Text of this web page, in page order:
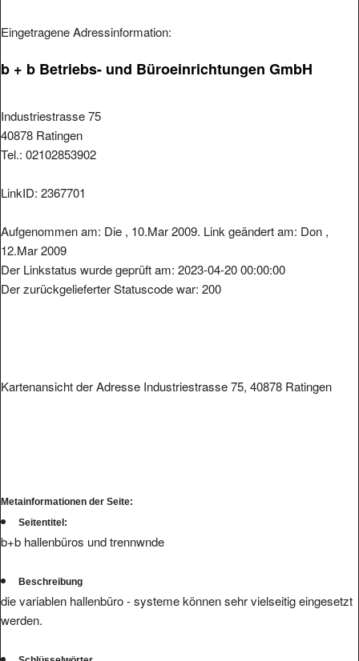
Eingetragene Adressinformation:
b + b Betriebs- und Büroeinrichtungen GmbH
Industriestrasse 75
40878 Ratingen
Tel.: 02102853902
LinkID: 2367701
Aufgenommen am: Die , 10.Mar 2009. Link geändert am: Don ,
12.Mar 2009
Der Linkstatus wurde geprüft am: 2023-04-20 00:00:00
Der zurückgelieferter Statuscode war: 200
Kartenansicht der Adresse Industriestrasse 75, 40878 Ratingen
Metainformationen der Seite:
Seitentitel:
b+b hallenbüros und trennwnde
Beschreibung
die variablen hallenbüro - systeme können sehr vielseitig eingesetzt
werden.